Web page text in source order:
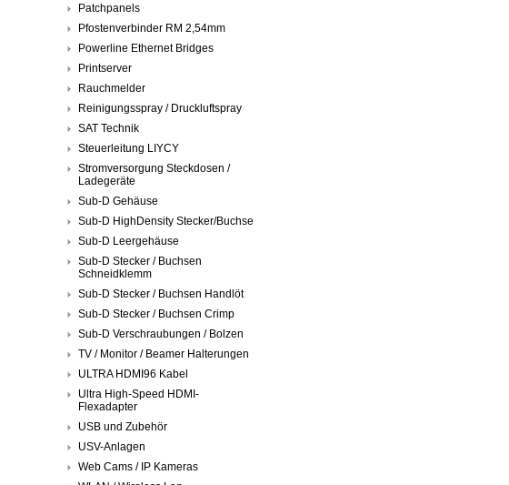
Patchpanels
Pfostenverbinder RM 2,54mm
Powerline Ethernet Bridges
Printserver
Rauchmelder
Reinigungsspray / Druckluftspray
SAT Technik
Steuerleitung LIYCY
Stromversorgung Steckdosen /
Ladegeräte
Sub-D Gehäuse
Sub-D HighDensity Stecker/Buchse
Sub-D Leergehäuse
Sub-D Stecker / Buchsen
Schneidklemm
Sub-D Stecker / Buchsen Handlöt
Sub-D Stecker / Buchsen Crimp
Sub-D Verschraubungen / Bolzen
TV / Monitor / Beamer Halterungen
ULTRA HDMI96 Kabel
Ultra High-Speed HDMI-
Flexadapter
USB und Zubehör
USV-Anlagen
Web Cams / IP Kameras